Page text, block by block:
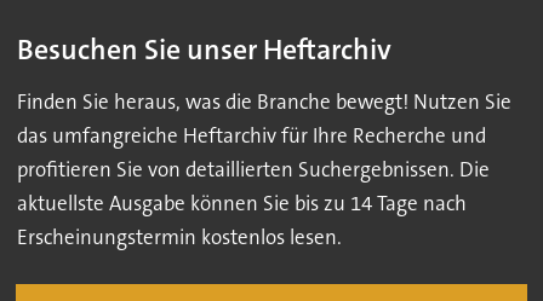
Besuchen Sie unser Heftarchiv
Finden Sie heraus, was die Branche bewegt! Nutzen Sie
das umfangreiche Heftarchiv für Ihre Recherche und
profitieren Sie von detaillierten Suchergebnissen. Die
aktuellste Ausgabe können Sie bis zu 14 Tage nach
Erscheinungstermin kostenlos lesen.